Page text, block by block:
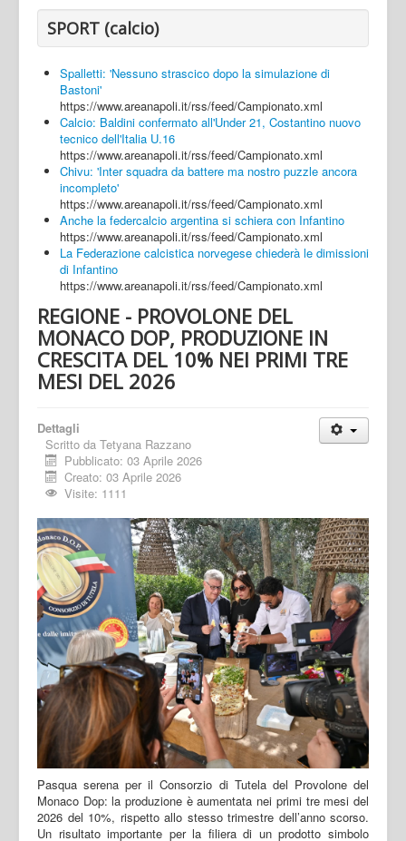
SPORT (calcio)
Spalletti: 'Nessuno strascico dopo la simulazione di
Bastoni'
https://www.areanapoli.it/rss/feed/Campionato.xml
Calcio: Baldini confermato all'Under 21, Costantino nuovo
tecnico dell'Italia U.16
https://www.areanapoli.it/rss/feed/Campionato.xml
Chivu: 'Inter squadra da battere ma nostro puzzle ancora
incompleto'
https://www.areanapoli.it/rss/feed/Campionato.xml
Anche la federcalcio argentina si schiera con Infantino
https://www.areanapoli.it/rss/feed/Campionato.xml
La Federazione calcistica norvegese chiederà le dimissioni
di Infantino
https://www.areanapoli.it/rss/feed/Campionato.xml
REGIONE - PROVOLONE DEL
MONACO DOP, PRODUZIONE IN
CRESCITA DEL 10% NEI PRIMI TRE
MESI DEL 2026
Dettagli
Scritto da Tetyana Razzano
Pubblicato: 03 Aprile 2026
Creato: 03 Aprile 2026
Visite: 1111
Pasqua serena per il Consorzio di Tutela del Provolone del
Monaco Dop: la produzione è aumentata nei primi tre mesi del
2026 del 10%, rispetto allo stesso trimestre dell’anno scorso.
Un risultato importante per la filiera di un prodotto simbolo